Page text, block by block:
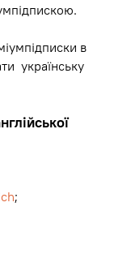
в
українську
;